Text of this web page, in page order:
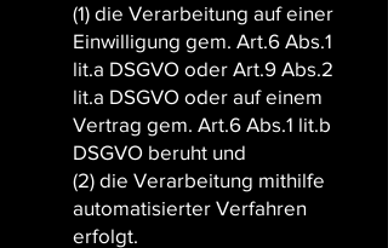
(1) die Verarbeitung auf einer
Einwilligung gem. Art.6 Abs.1
lit.a DSGVO oder Art.9 Abs.2
lit.a DSGVO oder auf einem
Vertrag gem. Art.6 Abs.1 lit.b
DSGVO beruht und
(2) die Verarbeitung mithilfe
automatisierter Verfahren
erfolgt.